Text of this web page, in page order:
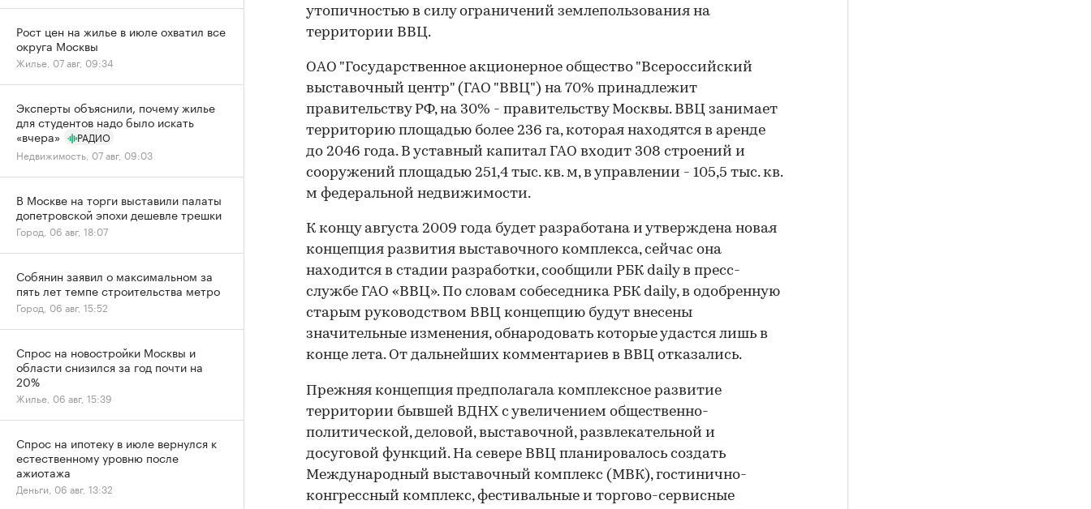
утопичностью в силу ограничений землепользования на
территории ВВЦ.
ОАО "Государственное акционерное общество "Всероссийский
выставочный центр" (ГАО "ВВЦ") на 70% принадлежит
правительству РФ, на 30% - правительству Москвы. ВВЦ занимает
территорию площадью более 236 га, которая находятся в аренде
до 2046 года. В уставный капитал ГАО входит 308 строений и
сооружений площадью 251,4 тыс. кв. м, в управлении - 105,5 тыс. кв.
м федеральной недвижимости.
К концу августа 2009 года будет разработана и утверждена новая
концепция развития выставочного комплекса, сейчас она
находится в стадии разработки, сообщили РБК daily в пресс-
службе ГАО «ВВЦ». По словам собеседника РБК daily, в одобренную
старым руководством ВВЦ концепцию будут внесены
значительные изменения, обнародовать которые удастся лишь в
конце лета. От дальнейших комментариев в ВВЦ отказались.
Прежняя концепция предполагала комплексное развитие
территории бывшей ВДНХ с увеличением общественно-
политической, деловой, выставочной, развлекательной и
досуговой функций. На севере ВВЦ планировалось создать
Международный выставочный комплекс (МВК), гостинично-
конгрессный комплекс, фестивальные и торгово-сервисные
Рост цен на жилье в июле охватил все
округа Москвы
Жилье, 07 авг, 09:34
Эксперты объяснили, почему жилье
для студентов надо было искать
«вчера»
РАДИО
Недвижимость, 07 авг, 09:03
В Москве на торги выставили палаты
допетровской эпохи дешевле трешки
Город, 06 авг, 18:07
Собянин заявил о максимальном за
пять лет темпе строительства метро
Город, 06 авг, 15:52
Спрос на новостройки Москвы и
области снизился за год почти на
20%
Жилье, 06 авг, 15:39
Спрос на ипотеку в июле вернулся к
естественному уровню после
ажиотажа
Деньги, 06 авг, 13:32